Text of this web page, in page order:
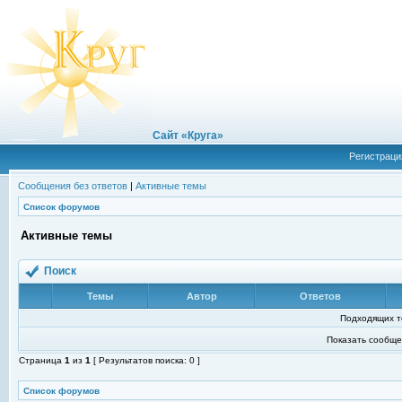
Сайт «Круга»
Сообщения без ответов | Активные темы
Список форумов
Активные темы
Поиск
Темы Автор Ответов
Подходящих
Показать
Страница 1 из 1 [ Результатов поиска: 0 ]
Список форумов